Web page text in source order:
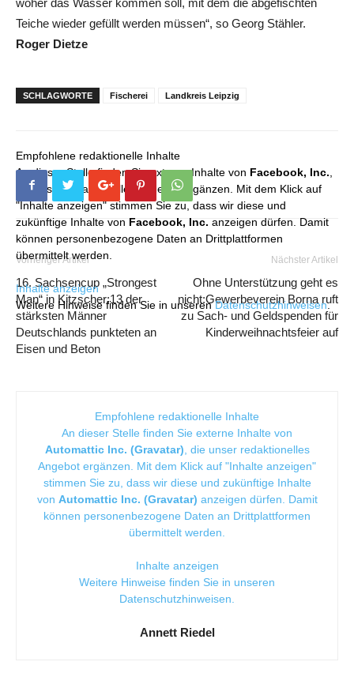
Teiche wieder gefüllt werden müssen“, so Georg Stähler.
Roger Dietze
SCHLAGWORTE Fischerei Landkreis Leipzig
Empfohlene redaktionelle Inhalte
An dieser Stelle finden Sie externe Inhalte von Facebook, Inc.
die unser redaktionelles Angebot ergänzen. Mit dem Klick auf
"Inhalte anzeigen" stimmen Sie zu, dass wir diese und
zukünftige Inhalte von Facebook, Inc. anzeigen dürfen. Damit
können personenbezogene Daten an Drittplattformen
übermittelt werden.
Inhalte anzeigen
Weitere Hinweise finden Sie in unserenDatenschutzhinweisen.
Vorheriger Artikel
16. Sachsencup „Strongest
Man“ in Kitzscher:13 der
stärksten Männer
Deutschlands punkteten an
Eisen und Beton
Nächster Artikel
Ohne Unterstützung geht es
nicht:Gewerbeverein Borna ruft
zu Sach- und Geldspenden für
Kinderweihnachtsfeier auf
Empfohlene redaktionelle Inhalte
An dieser Stelle finden Sie externe Inhalte von
Automattic Inc. (Gravatar) , die unser redaktionelles
Angebot ergänzen. Mit dem Klick auf "Inhalte anzeigen"
stimmen Sie zu, dass wir diese und zukünftige Inhalte
von Automattic Inc. (Gravatar) anzeigen dürfen. Damit
können personenbezogene Daten an Drittplattformen
übermittelt werden.
Inhalte anzeigen
Weitere Hinweise finden Sie in unseren
Datenschutzhinweisen
Annett Riedel